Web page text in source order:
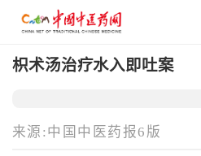
枳术汤治疗水入即吐案
来源:中国中医药报6版